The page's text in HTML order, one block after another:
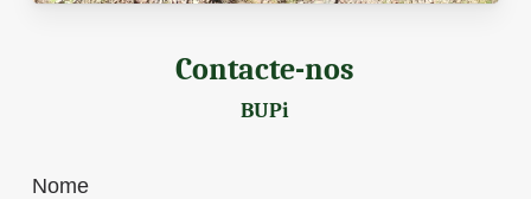
Contacte-nos
BUPi
Nome